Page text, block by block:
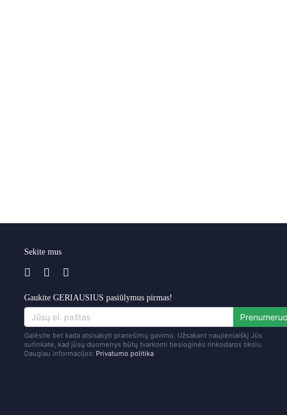
Sekite mus
Gaukite GERIAUSIUS pasiūlymus pirmas!
Galėsite bet kada atsisakyti pranešimų gavimo. Užsakant naujienlaiškį Jūs
sutinkate, kad jūsų duomenys būtų tvarkomi tiesioginės rinkodaros tikslu.
Daugiau informacijos: Privatumo politika